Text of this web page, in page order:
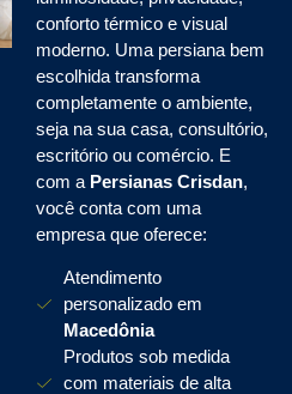
conforto térmico e visual
moderno. Uma persiana bem
escolhida transforma
completamente o ambiente,
seja na sua casa, consultório,
escritório ou comércio. E
com a Persianas Crisdan,
você conta com uma
empresa que oferece:
Atendimento
personalizado em
Macedônia
Produtos sob medida
com materiais de alta